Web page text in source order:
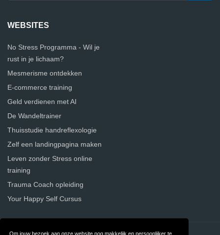
Om jouw bezoek aan onze website nog makkelijk en persoonlijker te
WEBSITES
No Stress Programma - Wil je
rust in je lichaam?
Mesmerisme ontdekken
E-commerce training
Geld verdienen met AI
De Wandeltrainer
Thuisstudie handreflexologie
Zelf een landingpagina maken
Leven zonder Stress online
training
Trauma Coach opleiding
Your Happy Self Cursus